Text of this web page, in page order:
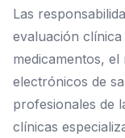
Las
evaluación
medicamentos,
electrónicos de
profesionales de
clínicas